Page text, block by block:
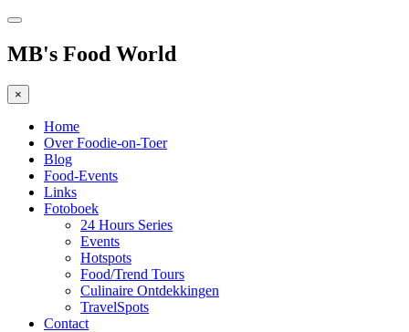
MB's Food World
×
Home
Over Foodie-on-Toer
Blog
Food-Events
Links
Fotoboek
24 Hours Series
Events
Hotspots
Food/Trend Tours
Culinaire Ontdekkingen
TravelSpots
Contact